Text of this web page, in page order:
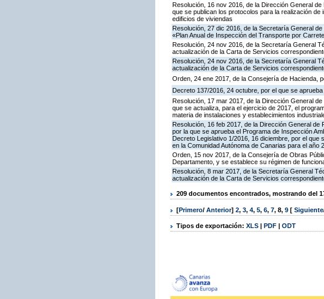
Resolución, 16 nov 2016, de la Dirección General
que se publican los protocolos para la realización
edificios de viviendas
Resolución, 27 dic 2016, de la Secretaría General
«Plan Anual de Inspección del Transporte por
Resolución, 24 nov 2016, de la Secretaría General
actualización de la Carta de Servicios
Resolución, 24 nov 2016, de la Secretaría General
actualización de la Carta de Servicios
Orden, 24 ene 2017, de la Consejería de Hacienda,
Decreto 137/2016, 24 octubre, por el que se
Resolución, 17 mar 2017, de la Dirección General
que se actualiza, para el ejercicio de 2017, el
materia de instalaciones y establecimientos
Resolución, 16 feb 2017, de la Dirección General de
por la que se aprueba el Programa de Inspección
Decreto Legislativo 1/2016, 16 diciembre, por el
en la Comunidad Autónoma de Canarias para el año
Orden, 15 nov 2017, de la Consejería de Obras
Departamento, y se establece su régimen de
Resolución, 8 mar 2017, de la Secretaría General
actualización de la Carta de Servicios
209 documentos encontrados, mostrando del
[Primero/ Anterior] 2, 3, 4, 5, 6, 7, 8, 9 [ Siguiente
Tipos de exportación: XLS | PDF | ODT